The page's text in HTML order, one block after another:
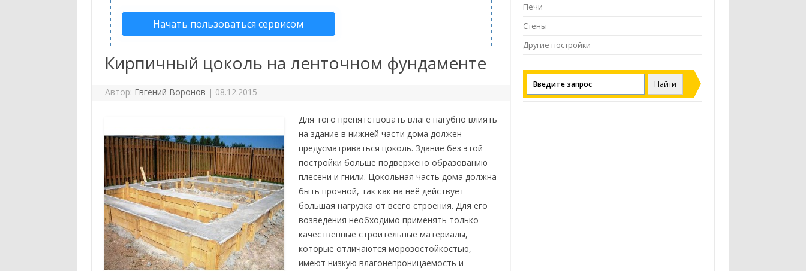
Начать пользоваться сервисом
Кирпичный цоколь на ленточном фундаменте
Автор: Евгений Воронов | 08.12.2015
Для того препятствовать влаге пагубно влиять
на здание в нижней части дома должен
предусматриваться цоколь. Здание без этой
постройки больше подвержено образованию
плесени и гнили. Цокольная часть дома должна
быть прочной, так как на неё действует
большая нагрузка от всего строения. Для его
возведения необходимо применять только
качественные строительные материалы,
которые отличаются морозостойкостью,
имеют низкую влагонепроницаемость и
Печи
Стены
Другие постройки